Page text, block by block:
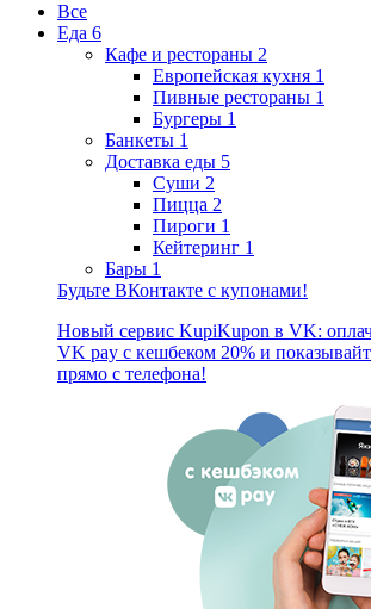
Все
Еда 6
Кафе и рестораны 2
Европейская кухня 1
Пивные рестораны 1
Бургеры 1
Банкеты 1
Доставка еды 5
Суши 2
Пицца 2
Пироги 1
Кейтеринг 1
Бары 1
Будьте ВКонтакте с купонами!
Новый сервис KupiKupon в VK:
VK pay с кешбеком 20% и
прямо с телефона!